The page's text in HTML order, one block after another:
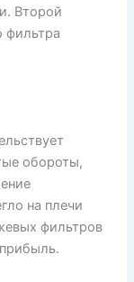
Второй
фильтра
обороты,
на плечи
фильтров